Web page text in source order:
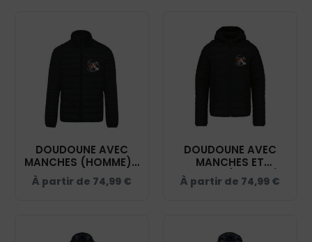
DOUDOUNE AVEC
MANCHES (HOMME) -
ROBART PHILIPPE -
NOIR - K6120
À partir de 74,99 €
DOUDOUNE AVEC
MANCHES ET
CAPUCHE (ENFANT) -
ROBART PHILIPPE -
À partir de 74,99 €